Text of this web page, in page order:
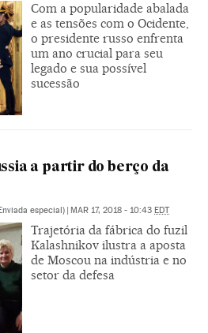
Com a popularidade abalada
e as tensões com o Ocidente,
o presidente russo enfrenta
um ano crucial para seu
legado e sua possível
sucessão
a partir do berço da
especial) MAR 17, 2018 - 10:43 EDT
Trajetória da fábrica do fuzil
Kalashnikov ilustra a aposta
de Moscou na indústria e no
setor da defesa